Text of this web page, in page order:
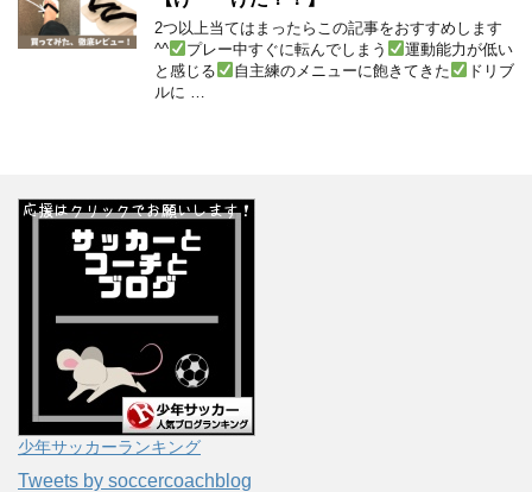
2つ以上当てはまったらこの記事をおすすめします
^^
プレー中すぐに転んでしまう
運動能力が低い
と感じる
自主練のメニューに飽きてきた
ドリブ
ルに …
少年サッカーランキング
Tweets by soccercoachblog